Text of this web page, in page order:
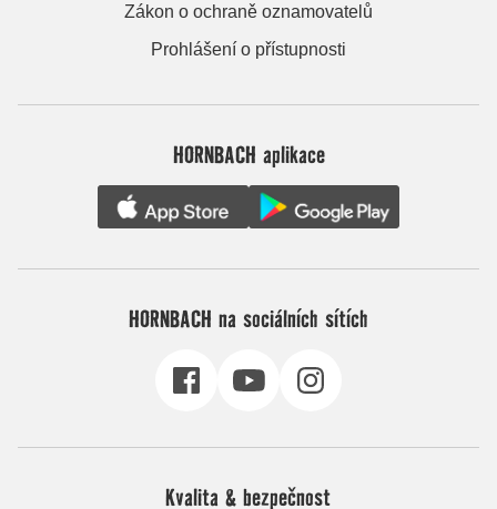
Zákon o ochraně oznamovatelů
Prohlášení o přístupnosti
HORNBACH aplikace
HORNBACH na sociálních sítích
Kvalita & bezpečnost